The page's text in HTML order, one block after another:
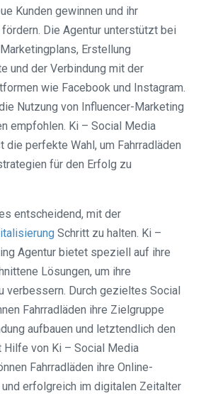
Kunden gewinnen und ihr
Die Agentur unterstützt bei
Erstellung
und der Verbindung mit der
wie Facebook und Instagram.
Nutzung von Influencer-Marketing
empfohlen. Ki – Social Media
die perfekte Wahl, um Fahrradläden
für den Erfolg zu
entscheidend, mit der
Schritt zu halten. Ki –
Agentur bietet speziell auf ihre
Lösungen, um ihre
verbessern. Durch gezieltes Social
Fahrradläden ihre Zielgruppe
aufbauen und letztendlich den
von Ki – Social Media
Fahrradläden ihre Online-
erfolgreich im digitalen Zeitalter